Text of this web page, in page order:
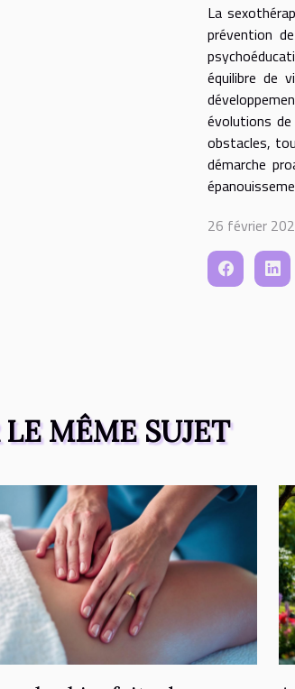
La
prévention
équilibre de
évolutions
obstacles,
démarche
26 février
LE MÊME SUJET